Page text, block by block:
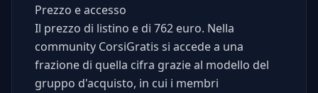
Prezzo e accesso
Il prezzo di listino e di 762 euro. Nella
community CorsiGratis si accede a una
frazione di quella cifra grazie al modello del
gruppo d'acquisto, in cui i membri